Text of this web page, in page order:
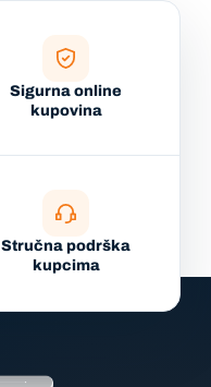
Sigurna online
kupovina
Stručna podrška
kupcima